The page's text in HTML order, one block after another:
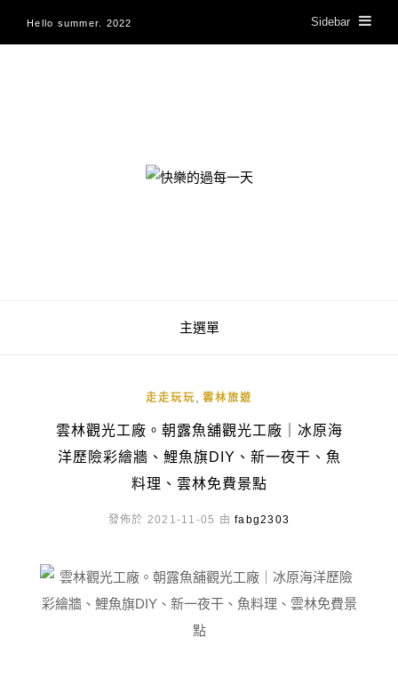
Hello summer. 2022 Sidebar
快樂的過每一天
主選單
走走玩玩 雲林旅遊
雲林觀光工廠。朝露魚舖觀光工廠｜冰原海
洋歷險彩繪牆、鯉魚旗DIY、新一夜干、魚
料理、雲林免費景點
發佈於 2021-11-05 由fabg2303